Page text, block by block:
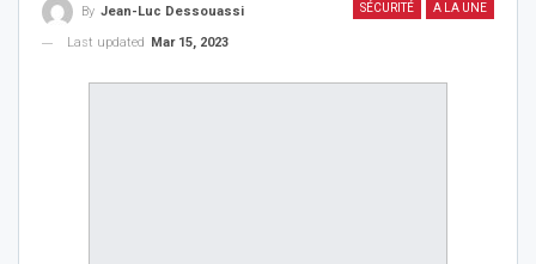
SÉCURITÉ A LA UNE
By Jean-Luc Dessouassi
Last updated
Mar 15, 2023